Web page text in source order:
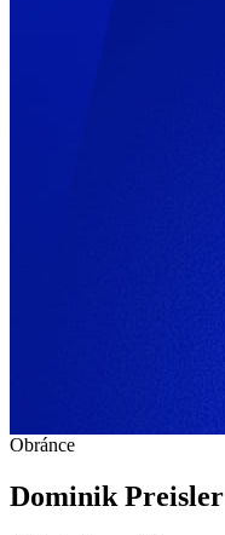
Obránce
Dominik Preisler